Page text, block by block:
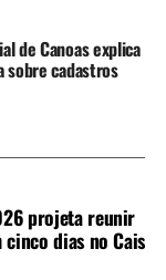
de Canoas explica
sobre cadastros
projeta reunir
dias no Cais